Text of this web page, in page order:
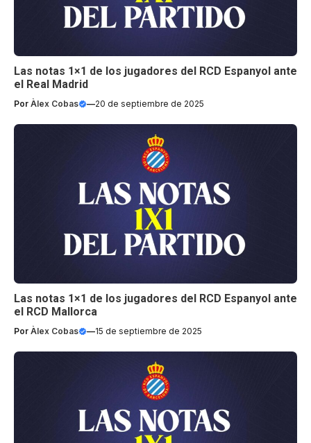
Las notas 1×1 de los jugadores del RCD Espanyol ante
el Real Madrid
Por Àlex Cobas —20 de septiembre de 2025
Las notas 1×1 de los jugadores del RCD Espanyol ante
el RCD Mallorca
Por Àlex Cobas —15 de septiembre de 2025